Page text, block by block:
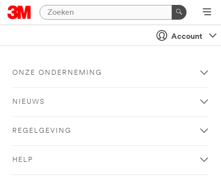
Account
ONZE ONDERNEMING
NIEUWS
REGELGEVING
HELP